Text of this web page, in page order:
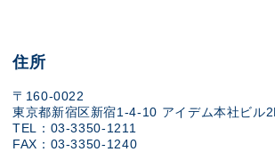
住所
〒160-0022
東京都新宿区新宿1-4-10 アイデム本社ビル
TEL：03-3350-1211
FAX：03-3350-1240